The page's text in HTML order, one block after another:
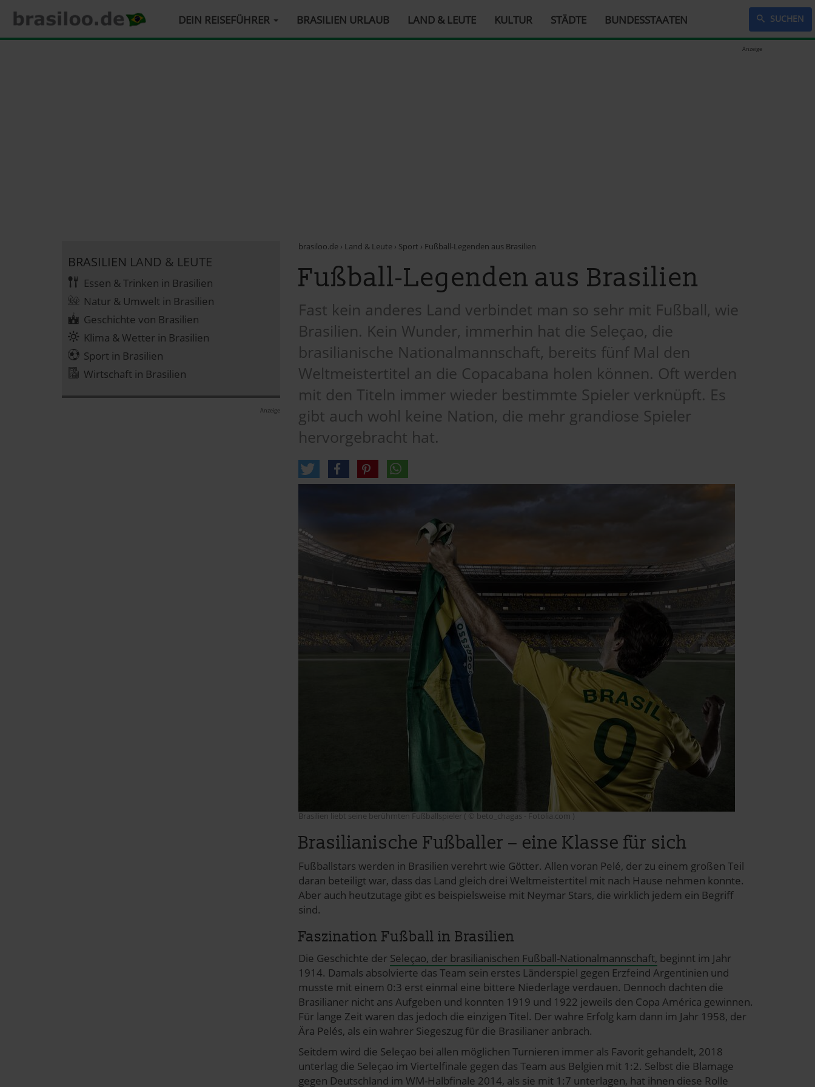
HAUPTMENÜ DEIN REISEFÜHRER BRASILIEN URLAUB LAND & LEUTE KULTUR STÄDTE BUNDESSTAATEN SUCHEN
Anzeige
brasiloo.de › Land & Leute › Sport › Fußball-Legenden aus Brasilien
Fußball-Legenden aus Brasilien
Fast kein anderes Land verbindet man so sehr mit Fußball, wie
Brasilien. Kein Wunder, immerhin hat die Seleçao, die
brasilianische Nationalmannschaft, bereits fünf Mal den
Weltmeistertitel an die Copacabana holen können. Oft werden
mit den Titeln immer wieder bestimmte Spieler verknüpft. Es
gibt auch wohl keine Nation, die mehr grandiose Spieler
hervorgebracht hat.
Brasilien liebt seine berühmten Fußballspieler ( © beto_chagas - Fotolia.com )
Brasilianische Fußballer – eine Klasse für sich
Fußballstars werden in Brasilien verehrt wie Götter. Allen voran Pelé, der zu einem großen Teil
daran beteiligt war, dass das Land gleich drei Weltmeistertitel mit nach Hause nehmen konnte.
Aber auch heutzutage gibt es beispielsweise mit Neymar Stars, die wirklich jedem ein Begriff
sind.
Faszination Fußball in Brasilien
Die Geschichte der Seleçao, der brasilianischen Fußball-Nationalmannschaft, beginnt im Jahr
1914. Damals absolvierte das Team sein erstes Länderspiel gegen Erzfeind Argentinien und
musste mit einem 0:3 erst einmal eine bittere Niederlage verdauen. Dennoch dachten die
Brasilianer nicht ans Aufgeben und konnten 1919 und 1922 jeweils den Copa América gewinnen.
Für lange Zeit waren das jedoch die einzigen Titel. Der wahre Erfolg kam dann im Jahr 1958, der
Ära Pelés, als ein wahrer Siegeszug für die Brasilianer anbrach.
Seitdem wird die Seleçao bei allen möglichen Turnieren immer als Favorit gehandelt, 2018
unterlag die Seleçao im Viertelfinale gegen das Team aus Belgien mit 1:2. Selbst die Blamage
gegen Deutschland im WM-Halbfinale 2014, als sie mit 1:7 unterlagen, hat ihnen diese Rolle
BRASILIEN LAND & LEUTE
Essen & Trinken in Brasilien
Natur & Umwelt in Brasilien
Geschichte von Brasilien
Klima & Wetter in Brasilien
Sport in Brasilien
Wirtschaft in Brasilien
Anzeige